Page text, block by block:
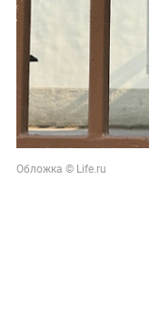
Обложка © Life.ru